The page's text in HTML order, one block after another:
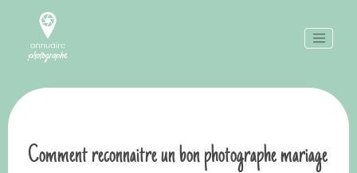
Comment reconnaitre un bon photographe mariage